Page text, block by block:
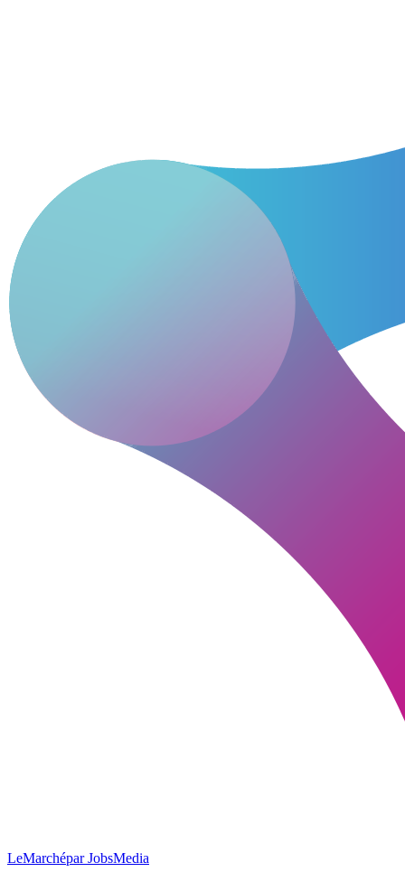
LeMarchépar JobsMedia